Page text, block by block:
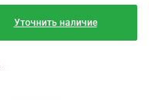
Уточнить наличие